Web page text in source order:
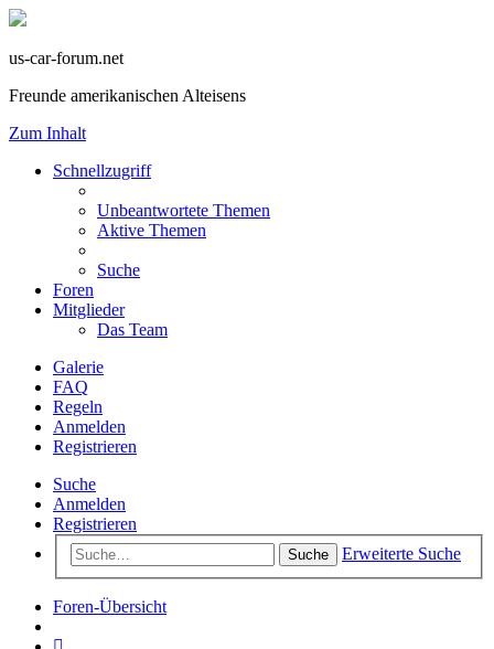
us-car-forum.net
Freunde amerikanischen Alteisens
Zum Inhalt
Schnellzugriff
Unbeantwortete Themen
Aktive Themen
Suche
Foren
Mitglieder
Das Team
Galerie
FAQ
Regeln
Anmelden
Registrieren
Suche
Anmelden
Registrieren
Suche Erweiterte Suche
Foren-Übersicht